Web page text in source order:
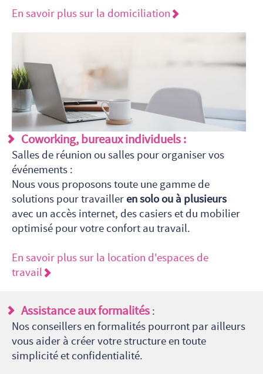
En savoir plus sur la domiciliation
Coworking, bureaux individuels :
Salles de réunion ou salles pour organiser vos
événements :
Nous vous proposons toute une gamme de
solutions pour travailler en solo ou à plusieurs
avec un accès internet, des casiers et du mobilier
optimisé pour votre confort au travail.
En savoir plus sur la location d'espaces de
travail
Assistance aux formalités :
Nos conseillers en formalités pourront par ailleurs
vous aider à créer votre structure en toute
simplicité et confidentialité.